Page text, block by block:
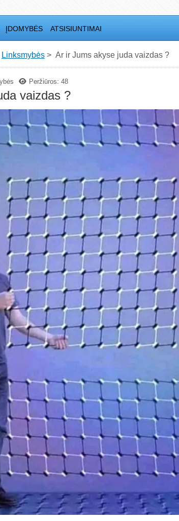
ĮDOMYBĖS ATSISIUNTIMAI
Linksmybės Ar ir Jums akyse juda vaizdas ?
Peržiūros: 48
vaizdas ?